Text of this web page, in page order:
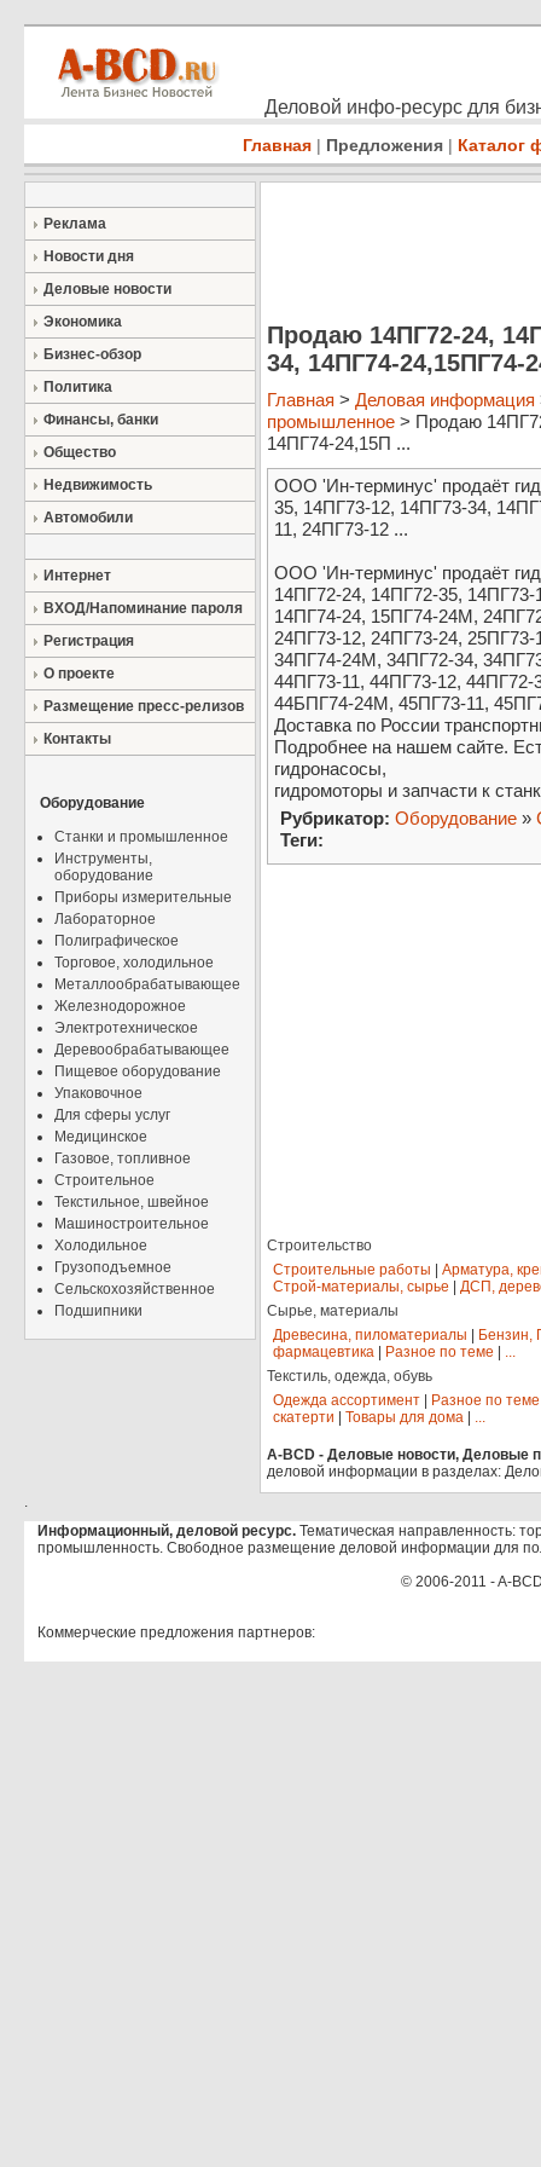
Деловой инфо-ресурс для
Главная | Предложения | Каталог
Реклама
Новости дня
Деловые новости
Экономика
Бизнес-обзор
Политика
Финансы, банки
Общество
Недвижимость
Автомобили
Интернет
ВХОД/Напоминание пароля
Регистрация
О проекте
Размещение пресс-релизов
Контакты
Оборудование
Станки и промышленное
Инструменты,
оборудование
Приборы измерительные
Лабораторное
Полиграфическое
Торговое, холодильное
Металлообрабатывающее
Железнодорожное
Электротехническое
Деревообрабатывающее
Пищевое оборудование
Упаковочное
Для сферы услуг
Медицинское
Газовое, топливное
Строительное
Текстильное, швейное
Машиностроительное
Холодильное
Грузоподъемное
Сельскохозяйственное
Подшипники
Продаю 14ПГ72-24,
34, 14ПГ74-24,15ПГ74-
Главная > Деловая информация
промышленное > Продаю
14ПГ74-24,15П ...
ООО 'Ин-терминус' продаёт
35, 14ПГ73-12, 14ПГ73-34,
11, 24ПГ73-12 ...
ООО 'Ин-терминус' продаёт
14ПГ72-24, 14ПГ72-35, 14ПГ73-
14ПГ74-24, 15ПГ74-24М,
24ПГ73-12, 24ПГ73-24, 25ПГ73-
34ПГ74-24М, 34ПГ72-34,
44ПГ73-11, 44ПГ73-12,
44БПГ74-24М, 45ПГ73-11,
Доставка по России
Подробнее на нашем сайте.
гидронасосы,
гидромоторы и запчасти к
Рубрикатор: Оборудование »
Теги:
Строительство
Строительные работы
Арматура,
Строй-материалы, сырье
ДСП,
Сырье, материалы
Древесина, пиломатериалы
Бензин,
фармацевтика
Разное по теме
...
Текстиль, одежда, обувь
Одежда ассортимент
Разное по теме
скатерти
Товары для дома ...
A-BCD - Деловые новости, Деловые
деловой информации в разделах:
.
Информационный, деловой ресурс. Тематическая направленность:
промышленность. Свободное размещение деловой информации для
© 2006-2011 - A-
Коммерческие предложения партнеров: